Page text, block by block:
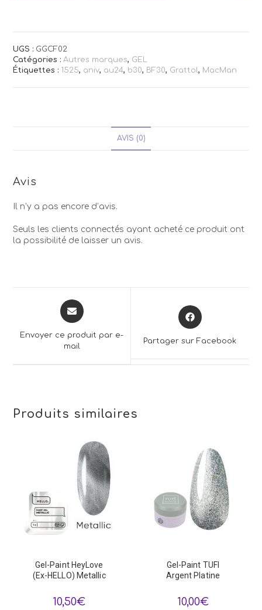
UGS : GGCF02
Catégories :Autres marques, GEL
Étiquettes : 1525, aniv, au24, b30, BF30, Grattol, MacMan
AVIS (0)
Avis
Il n’y a pas encore d’avis.
Seuls les clients connectés ayant acheté ce produit ont
la possibilité de laisser un avis.
Opens
in
new
Envoyer ce produit par e-
mail
Opens
in
Partager sur Facebook
Produits similaires
Gel-Paint HeyLove
(Ex-HELLO) Metallic
10,50€
Gel-Paint TUFI
Argent Platine
10,00€